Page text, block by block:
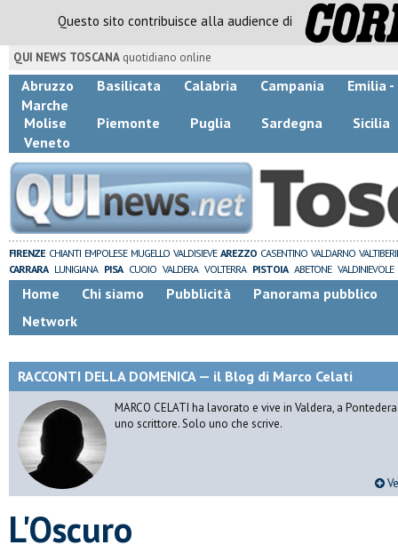
Questo sito contribuisce alla audience di
QUI NEWS TOSCANA quotidiano online
Abruzzo Basilicata Calabria Campania
Emilia -
Marche
Molise
Piemonte Puglia Sardegna
Sicilia
Veneto
FIRENZE CHIANTI EMPOLESE MUGELLO VALDISIEVE AREZZO CASENTINO VALDARNO
CARRARA LUNIGIANA PISA CUOIO VALDERA VOLTERRA PISTOIA ABETONE VALDINIEVOLE
Home Chi siamo Pubblicità
Panorama pubblico
Network
RACCONTI DELLA DOMENICA — il Blog di Marco Celati
MARCO CELATI ha lavorato e vive in Valdera, a
uno scrittore. Solo uno che scrive.
L'Oscuro